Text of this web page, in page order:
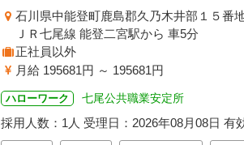
石川県中能登町鹿島郡久乃木井部１５
ＪＲ七尾線 能登二宮駅から 車5分
正社員以外
月給 195681円 ～ 195681円
ハローワーク 七尾公共職業安定所
採用人数：1人 受理日： 2026年08月08日 有